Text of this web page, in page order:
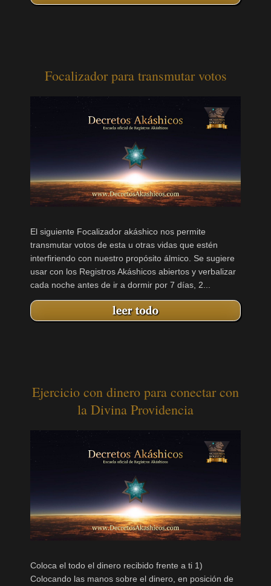
Focalizador para transmutar votos
El siguiente Focalizador akáshico nos permite
transmutar votos de esta u otras vidas que estén
interfiriendo con nuestro propósito álmico. Se sugiere
usar con los Registros Akáshicos abiertos y verbalizar
cada noche antes de ir a dormir por 7 días, 2...
Ejercicio con dinero para conectar con
la Divina Providencia
Coloca el todo el dinero recibido frente a ti 1)
Colocando las manos sobre el dinero, en posición de